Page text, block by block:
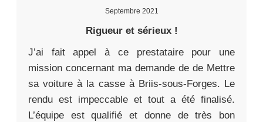
Septembre 2021
Rigueur et sérieux !
J’ai fait appel à ce prestataire pour une
mission concernant ma demande de de Mettre
sa voiture à la casse à Briis-sous-Forges. Le
rendu est impeccable et tout a été finalisé.
L’équipe est qualifié et donne de très bon